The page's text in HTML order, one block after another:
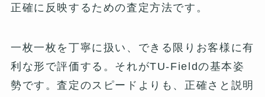
正確に反映するための査定方法です。
一枚一枚を丁寧に扱い、できる限りお客様に有
利な形で評価する。それがTU-Fieldの基本姿
勢です。査定のスピードよりも、正確さと説明